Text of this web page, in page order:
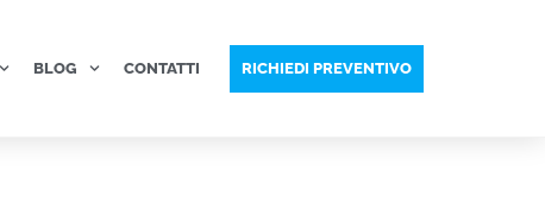
BLOG CONTATTI RICHIEDI PREVENTIVO